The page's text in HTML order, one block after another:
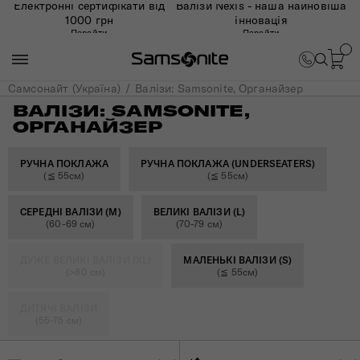
Електронні сертифікати від
1000 грн
Перейти
Валізи Nexis - наша найновіша
інновація
Перейти
Самсонайт (Україна) Валізи: Samsonite, Органайзер
ВАЛІЗИ: SAMSONITE,
ОРГАНАЙЗЕР
РУЧНА ПОКЛАЖА
(≦ 55см)
РУЧНА ПОКЛАЖА (UNDERSEATERS)
(≦ 55см)
СЕРЕДНІ ВАЛІЗИ (M)
(60-69 см)
ВЕЛИКІ ВАЛІЗИ (L)
(70-79 см)
МАЛЕНЬКІ ВАЛІЗИ (S)
(≦ 55см)